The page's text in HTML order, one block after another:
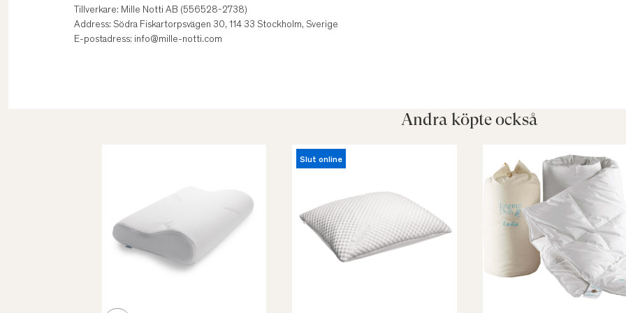
Tillverkare: Mille Notti AB (556528-2738)
Address: Södra Fiskartorpsvägen 30, 114 33 Stockholm, Sverige
E-postadress: info@mille-notti.com
Andra köpte också
Slut online